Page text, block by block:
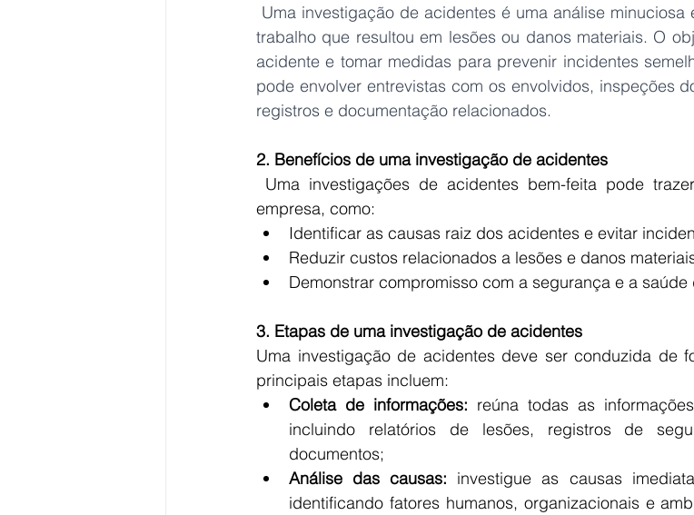
Uma investigação de acidentes é uma análise
trabalho que resultou em lesões ou danos materiais. O
acidente e tomar medidas para prevenir incidentes
pode envolver entrevistas com os envolvidos, inspeções
registros e documentação relacionados.
2. Benefícios de uma investigação de acidentes
empresa, como:
Identificar as causas raiz dos acidentes e evitar
Reduzir custos relacionados a lesões e danos
Demonstrar compromisso com a segurança e a
3. Etapas de uma investigação de acidentes
Uma investigação de acidentes deve ser conduzida de
principais etapas incluem:
Coleta de informações: reúna todas as
incluindo relatórios de lesões, registros de
documentos;
Análise das causas: investigue as causas
identificando fatores humanos, organizacionais e